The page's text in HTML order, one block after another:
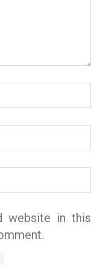
website in this